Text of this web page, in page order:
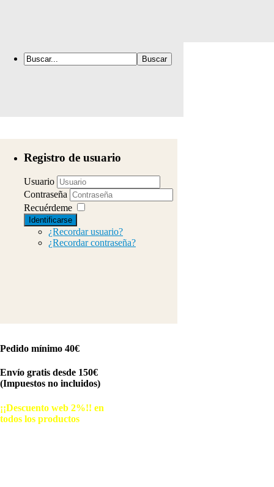
Registro de usuario
Usuario
Contraseña
Recuérdeme
Identificarse
¿Recordar usuario?
¿Recordar contraseña?
Pedido mínimo 40€
Envío gratis desde 150€
(Impuestos no incluidos)
¡¡Descuento web 2%!! en
todos los productos